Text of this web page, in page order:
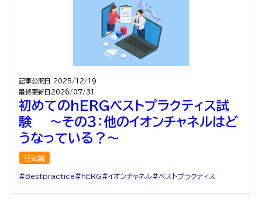
記事公開日
2025/12/19
最終更新日 2026/07/31
初めてのhERGベストプラクティス試
験 ～その３：他のイオンチャネルはど
うなっている？～
豆知識
Bestpractice hERG イオンチャネル ベストプラクティス